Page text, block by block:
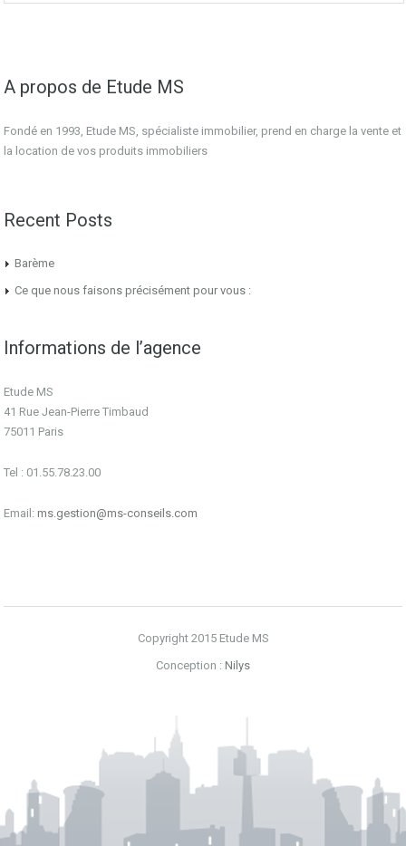
A propos de Etude MS
Fondé en 1993, Etude MS, spécialiste immobilier, prend en charge la vente et
la location de vos produits immobiliers
Recent Posts
Barème
Ce que nous faisons précisément pour vous :
Informations de l’agence
Etude MS
41 Rue Jean-Pierre Timbaud
75011 Paris
Tel : 01.55.78.23.00
Email: ms.gestion@ms-conseils.com
Copyright 2015 Etude MS
Conception : Nilys